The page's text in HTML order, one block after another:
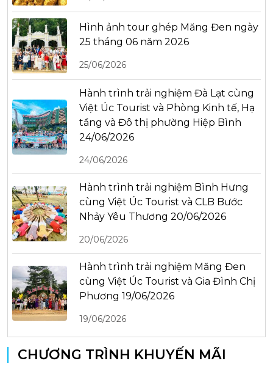
Hình ảnh tour ghép Măng Đen ngày
25 tháng 06 năm 2026
25/06/2026
Hành trình trải nghiệm Đà Lạt cùng
Việt Úc Tourist và Phòng Kinh tế, Hạ
tầng và Đô thị phường Hiệp Bình
24/06/2026
24/06/2026
Hành trình trải nghiệm Bình Hưng
cùng Việt Úc Tourist và CLB Bước
Nhảy Yêu Thương 20/06/2026
20/06/2026
Hành trình trải nghiệm Măng Đen
cùng Việt Úc Tourist và Gia Đình Chị
Phương 19/06/2026
19/06/2026
CHƯƠNG TRÌNH KHUYẾN MÃI